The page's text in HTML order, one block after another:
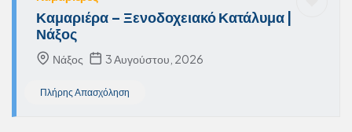
Καμαριέρα – Ξενοδοχειακό Κατάλυμα |
Νάξος
Νάξος 3 Αυγούστου, 2026
Πλήρης Απασχόληση